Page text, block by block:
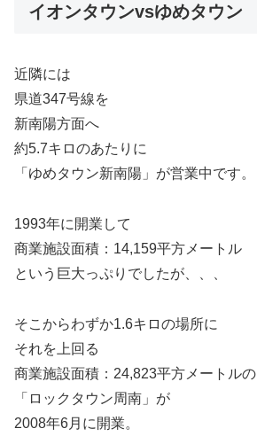
イオンタウンvsゆめタウン
近隣には
県道347号線を
新南陽方面へ
約5.7キロのあたりに
「ゆめタウン新南陽」が営業中です。
1993年に開業して
商業施設面積：14,159平方メートル
という巨大っぷりでしたが、、、
そこからわずか1.6キロの場所に
それを上回る
商業施設面積：24,823平方メートルの
「ロックタウン周南」が
2008年6月に開業。